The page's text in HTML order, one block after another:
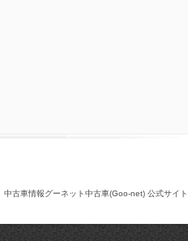
中古車情報グーネット中古車(Goo-net) 公式サイト